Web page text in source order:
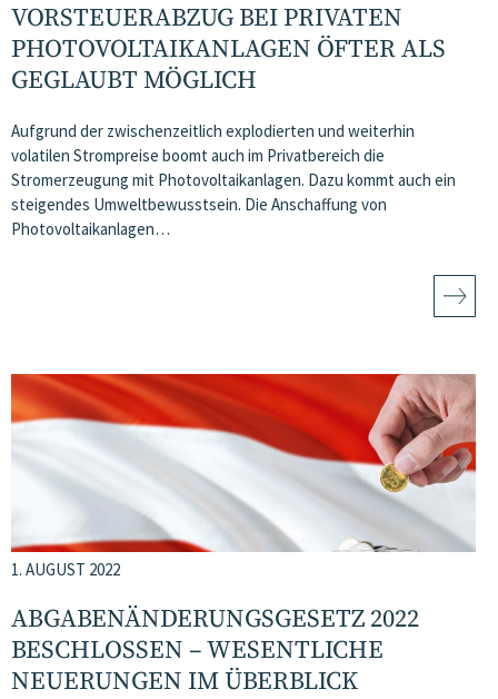
VORSTEUERABZUG BEI PRIVATEN
PHOTOVOLTAIKANLAGEN ÖFTER ALS
GEGLAUBT MÖGLICH
Aufgrund der zwischenzeitlich explodierten und weiterhin
volatilen Strompreise boomt auch im Privatbereich die
Stromerzeugung mit Photovoltaikanlagen. Dazu kommt auch ein
steigendes Umweltbewusstsein. Die Anschaffung von
Photovoltaikanlagen…
1. AUGUST 2022
ABGABENÄNDERUNGSGESETZ 2022
BESCHLOSSEN – WESENTLICHE
NEUERUNGEN IM ÜBERBLICK